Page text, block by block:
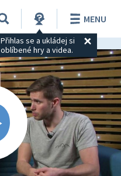
Přihlas se a ukládej si
oblíbené hry a videa.
MENU